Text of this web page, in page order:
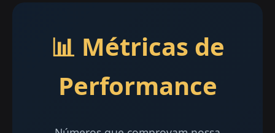
📊 Métricas de
Performance